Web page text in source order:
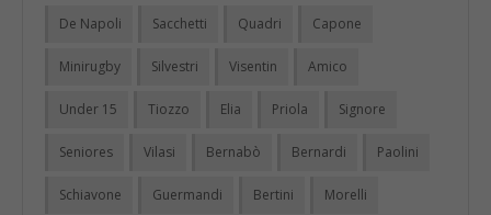
De Napoli Sacchetti Quadri Capone
Minirugby Silvestri Visentin Amico
Under 15 Tiozzo Elia Priola Signore
Seniores Vilasi Bernabò Bernardi Paolini
Schiavone Guermandi Bertini Morelli